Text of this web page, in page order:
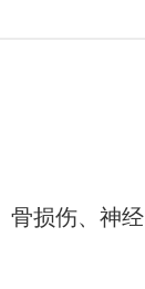
骨损伤、神经